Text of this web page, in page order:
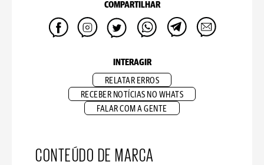
COMPARTILHAR
INTERAGIR
RELATAR ERROS
RECEBER NOTÍCIAS NO WHATS
FALAR COM A GENTE
CONTEÚDO DE MARCA